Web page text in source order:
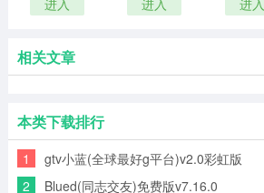
进入 进入
进入
相关文章
本类下载排行
1 gtv小蓝(全球最好g平台)v2.0彩虹版
2 Blued(同志交友)免费版v7.16.0